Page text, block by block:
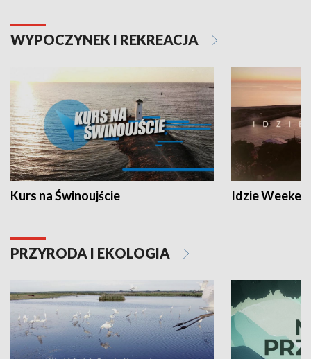
WYPOCZYNEK I REKREACJA
Kurs na Świnoujście Idzie
PRZYRODA I EKOLOGIA